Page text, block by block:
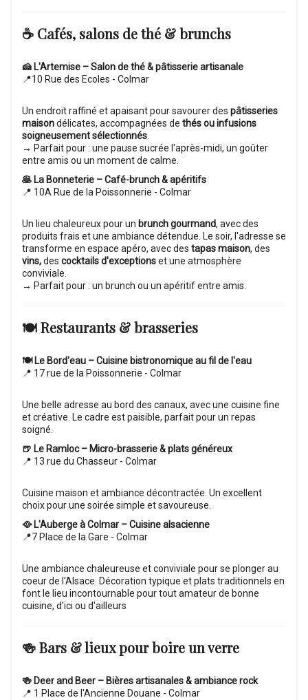
☕ Cafés, salons de thé & brunchs
🍰 L'Artemise – Salon de thé & pâtisserie artisanale
📍10 Rue des Ecoles - Colmar
Un endroit raffiné et apaisant pour savourer des pâtisseries
maisondélicates, accompagnées de thés ou infusions
soigneusement sélectionnés.
→ Parfait pour : une pause sucrée l'après-midi, un goûter
entre amis ou un moment de calme.
🥞 La Bonneterie – Café-brunch & apéritifs
📍 10A Rue de la Poissonnerie - Colmar
Un lieu chaleureux pour un brunch gourmand, avec des
produits frais et une ambiance détendue. Le soir, l'adresse se
transforme en espace apéro, avec des tapas maison, des
vins,des cocktails d'exceptionset une atmosphère
conviviale.
→ Parfait pour : un brunch ou un apéritif entre amis.
🍽 Restaurants & brasseries
🍽 Le Bord'eau – Cuisine bistronomique au fil de l'eau
📍 17 rue de la Poissonnerie - Colmar
Une belle adresse au bord des canaux, avec une cuisine fine
et créative. Le cadre est paisible, parfait pour un repas
soigné.
🍺 Le Ramloc – Micro-brasserie & plats généreux
📍 13 rue du Chasseur - Colmar
Cuisine maison et ambiance décontractée. Un excellent
choix pour une soirée simple et savoureuse.
🥘 L'Auberge à Colmar – Cuisine alsacienne
📍7 Place de la Gare - Colmar
Une ambiance chaleureuse et conviviale pour se plonger au
coeur de l'Alsace. Décoration typique et plats traditionnels en
font le lieu incontournable pour tout amateur de bonne
cuisine, d'ici ou d'ailleurs
🍻 Bars & lieux pour boire un verre
🍻 Deer and Beer – Bières artisanales & ambiance rock
📍 1 Place de l'Ancienne Douane - Colmar